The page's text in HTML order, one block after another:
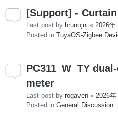
[Support] -
Last post by brunojni « 2026
Posted in TuyaOS-Zigbee
PC311_W_TY
meter
Last post by rogaven « 2026
Posted in General Discussion